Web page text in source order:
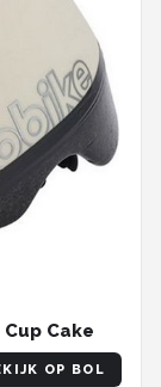
Cake
OP BOL